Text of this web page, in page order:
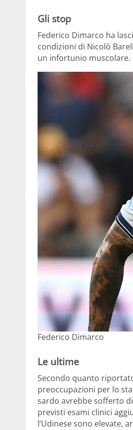
Gli stop
Federico Dimarco ha
condizioni di Nicolò
un infortunio muscolare.
Federico Dimarco
Le ultime
Secondo quanto
preoccupazioni per lo
sardo avrebbe sofferto
previsti esami clinici
l’Udinese sono elevate,